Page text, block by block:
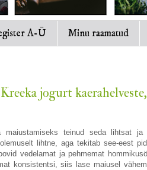
A-Ü Minu raamatud
jogurt
teinud seda lihtsat ja
lihtne, aga tekitab see-eest
vedelamat ja pehmemat
konsistentsi, siis lase maiusel